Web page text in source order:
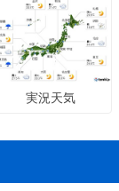
実況天気